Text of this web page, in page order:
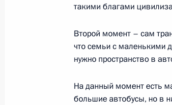
15 декабря 2023 года, 16:05
14 декабря 2023 года,
14 декабря 2023 года, 16:10
такими благами
Второй момент – сам
что семьи с маленькими
нужно пространство в
На данный момент есть
большие автобусы, но в